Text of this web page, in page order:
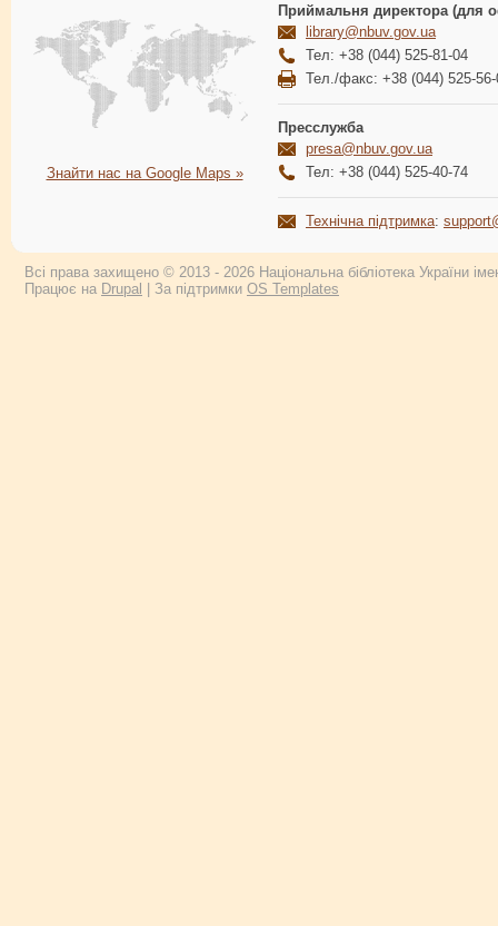
Знайти нас на Google Maps »
Приймальня директора (для
library@nbuv.gov.ua
Тел: +38 (044) 525-81-04
Тел./факс: +38 (044) 525-56-
Пресслужба
presa@nbuv.gov.ua
Тел: +38 (044) 525-40-74
Технічна підтримка:
Всі права захищено © 2013 - 2026 Національна бібліотека України
Працює на Drupal | За підтримки OS Templates